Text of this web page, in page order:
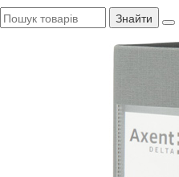
Знайти